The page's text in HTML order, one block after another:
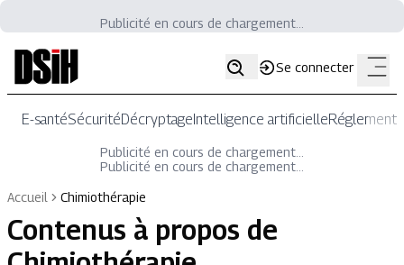
Publicité en cours de chargement...
Se connecter
E-santéSécuritéDécryptageIntelligence artificielle
Publicité en cours de chargement...
Publicité en cours de chargement...
Accueil
Chimiothérapie
Contenus à propos de